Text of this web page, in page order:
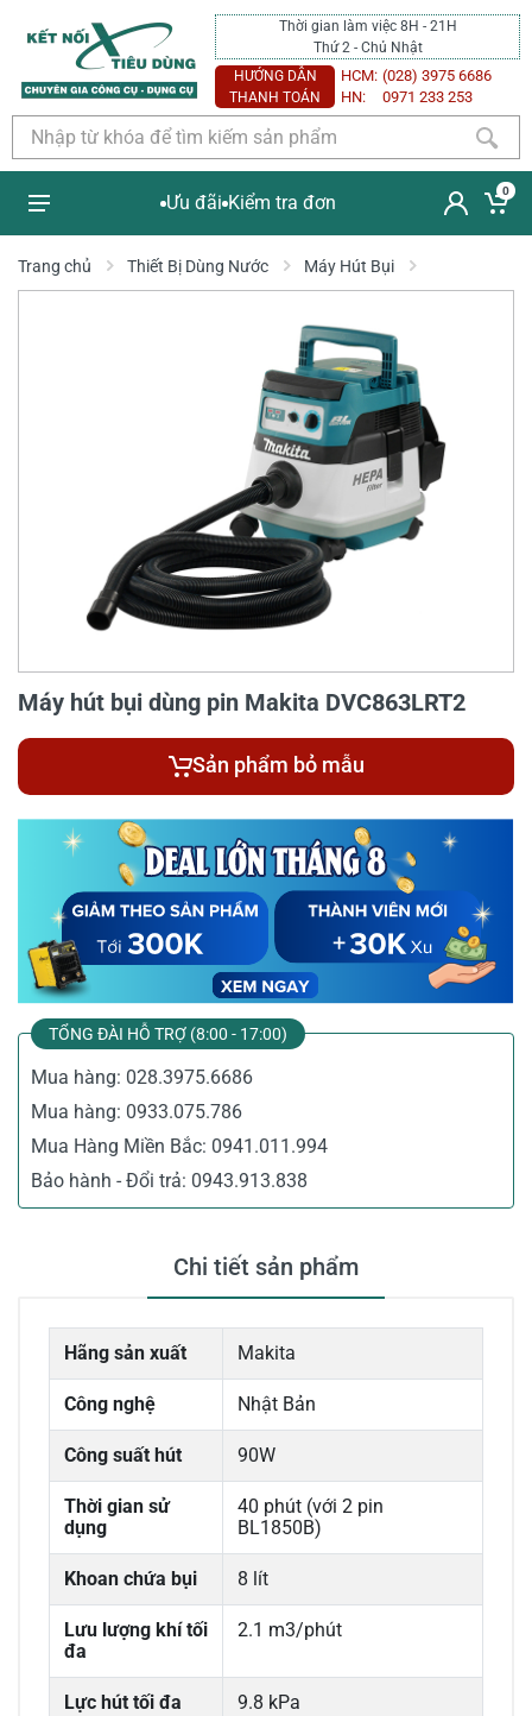
Thời gian làm việc 8H - 21H
Thứ 2 - Chủ Nhật
HƯỚNG DẪN
THANH TOÁN
HCM: (028) 3975 6686
HN:
0971 233 253
Ưu đãi Kiểm tra đơn
0
Trang chủ Thiết Bị Dùng Nước Máy Hút Bụi
Máy hút bụi dùng pin Makita DVC863LRT2
Sản phẩm bỏ mẫu
TỔNG ĐÀI HỖ TRỢ (8:00 - 17:00)
Mua hàng: 028.3975.6686
Mua hàng: 0933.075.786
Mua Hàng Miền Bắc: 0941.011.994
Bảo hành - Đổi trả: 0943.913.838
Chi tiết sản phẩm
Hãng sản xuất Makita
Công nghệ Nhật Bản
Công suất hút 90W
Thời gian sử
dụng
40 phút (với 2 pin
BL1850B)
Khoan chứa bụi 8 lít
Lưu lượng khí tối
đa
2.1 m3/phút
Lực hút tối đa 9.8 kPa